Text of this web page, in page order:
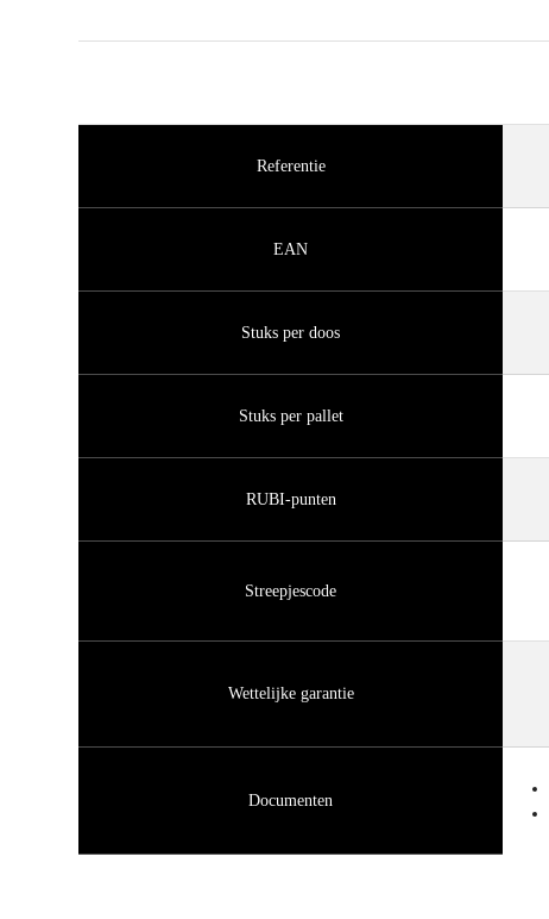
Referentie
EAN
Stuks per doos
Stuks per pallet
RUBI-punten
Streepjescode
Wettelijke garantie
Documenten